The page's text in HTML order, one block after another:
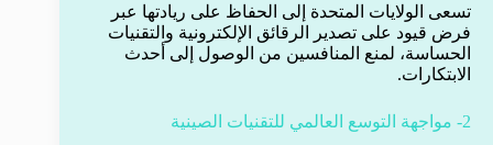
تسعى الولايات المتحدة إلى الحفاظ على ريادتها عبر
فرض قيود على تصدير الرقائق الإلكترونية والتقنيات
الحساسة، لمنع المنافسين من الوصول إلى أحدث
الابتكارات.
2- مواجهة التوسع العالمي للتقنيات الصينية